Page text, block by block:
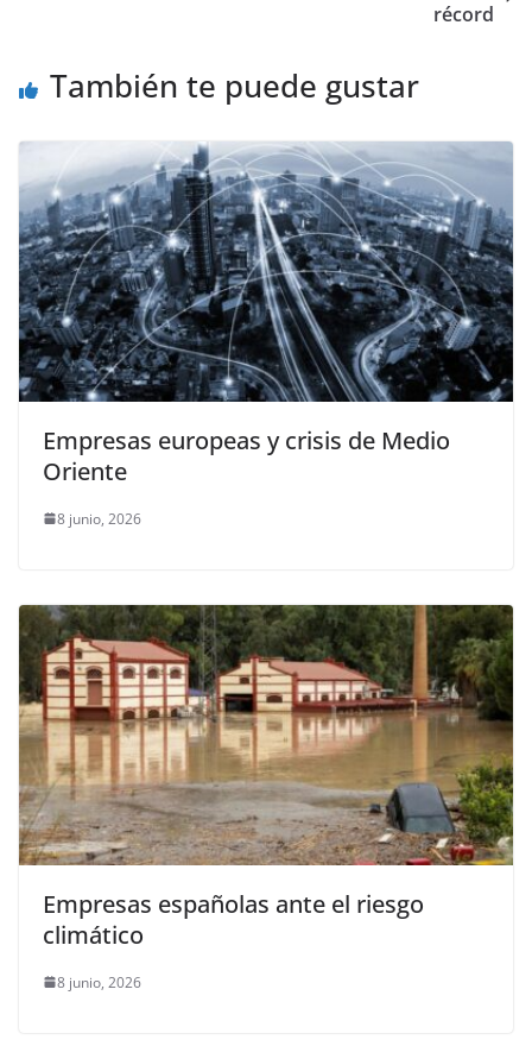
récord
También te puede gustar
Empresas europeas y crisis de Medio
Oriente
8 junio, 2026
Empresas españolas ante el riesgo
climático
8 junio, 2026